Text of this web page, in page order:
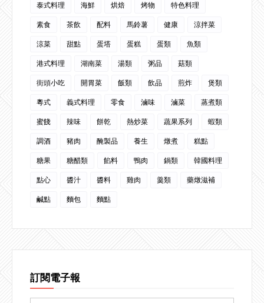
泰式料理 海鮮 烘焙 烤物
特色料理
素食
茶飲 配料 馬鈴薯 健康
涼拌菜
涼菜
甜點 蛋塔 蛋糕 蛋類
魚類
港式料理
湖南菜 湯類 粥品
菇類
街頭小吃
開胃菜 飯類 飲品 煎炸
煲類
粵式
義式料理 零食 滷味 滷菜
蒸煮類
蜜餞
辣味 餅乾 熱炒菜 蔬果系列
蝦類
調酒
豬肉 醃製品 養生 燉煮
糕點
糖果
糖醋類 餡料 鴨肉 鍋類
韓國料理
點心
醬汁 醬料 雞肉 羹類
藥燉滋補
鹹點
麵包 麵點
訂閱電子報